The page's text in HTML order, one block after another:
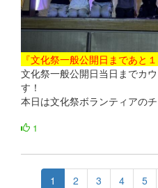
『文化祭一般公開日まであと１
文化祭一般公開日当日までカ
す！
本日は文化祭ボランティアのチ
1
1 2 3 4 5